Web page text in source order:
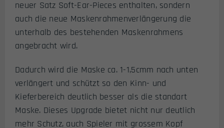
neuer Satz Soft-Ear-Pieces enthalten, sondern
auch die neue Maskenrahmenverlängerung die
unterhalb des bestehenden Maskenrahmens
angebracht wird.
Dadurch wird die Maske ca. 1-1,5cmm nach unten
verlängert und schützt so den Kinn- und
Kieferbereich deutlich besser als die standart
Maske. Dieses Upgrade bietet nicht nur deutlich
mehr Schutz, auch Spieler mit grossem Kopf